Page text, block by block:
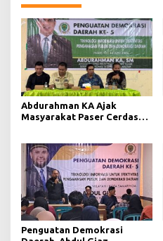
Abdurahman KA Ajak
Masyarakat Paser Cerdas
Penguatan Demokrasi